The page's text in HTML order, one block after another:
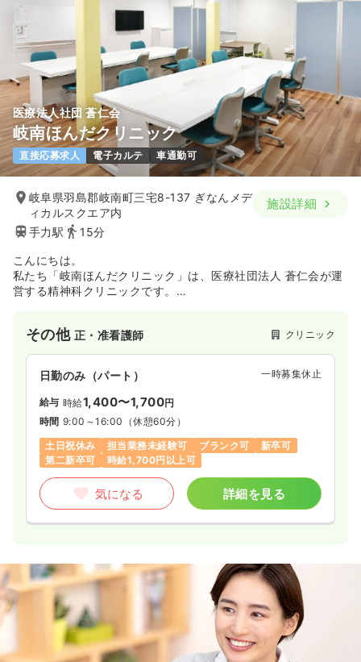
医療法人社団 蒼仁会
岐南ほんだクリニック
直接応募求人 電子カルテ 車通勤可
岐阜県羽島郡岐南町三宅8-137 ぎなんメデ
ィカルスクエア内
手力駅
15分
施設詳細
こんにちは。
私たち「岐南ほんだクリニック」は、医療社団法人 蒼仁会が運
営する精神科クリニックです。
要に多方面から応えることをモットーにしています。
スタッフの年齢層は幅広く、アットホームな雰囲気ですので安
心してお問い合わせいただければと思います。
よろしくお願いいたします。
その他 正・准看護師 クリニック
日勤のみ（パート） 一時募集休止
給与 時給1,400〜1,700円
時間 9:00～16:00 （休憩60分）
土日祝休み
担当業務未経験可 ブランク可
新卒可
第二新卒可
時給1,700円以上可
気になる 詳細を見る